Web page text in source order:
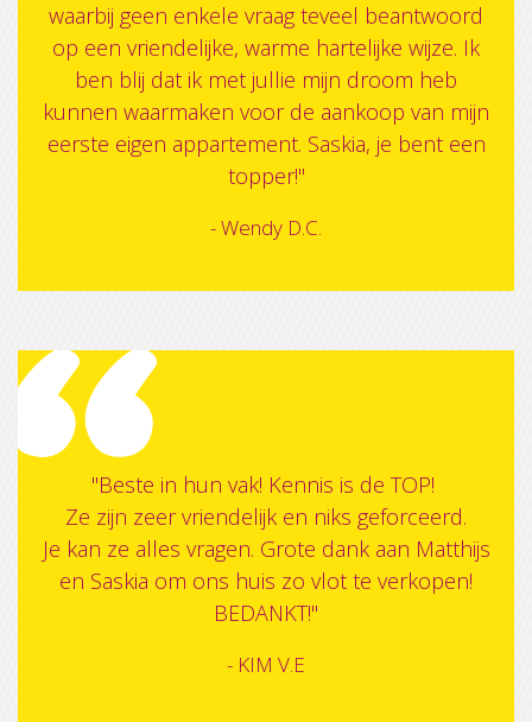
waarbij geen enkele vraag teveel beantwoord
op een vriendelijke, warme hartelijke wijze. Ik
ben blij dat ik met jullie mijn droom heb
kunnen waarmaken voor de aankoop van mijn
eerste eigen appartement. Saskia, je bent een
topper!"
- Wendy D.C.
"Beste in hun vak! Kennis is de TOP!
Ze zijn zeer vriendelijk en niks geforceerd.
Je kan ze alles vragen. Grote dank aan Matthijs
en Saskia om ons huis zo vlot te verkopen!
BEDANKT!"
- KIM V.E